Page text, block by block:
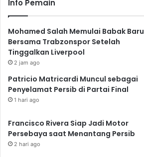
Info Pemain
Mohamed Salah Memulai Babak Baru
Bersama Trabzonspor Setelah
Tinggalkan Liverpool
2 jam ago
Patricio Matricardi Muncul sebagai
Penyelamat Persib di Partai Final
1 hari ago
Francisco Rivera Siap Jadi Motor
Persebaya saat Menantang Persib
2 hari ago